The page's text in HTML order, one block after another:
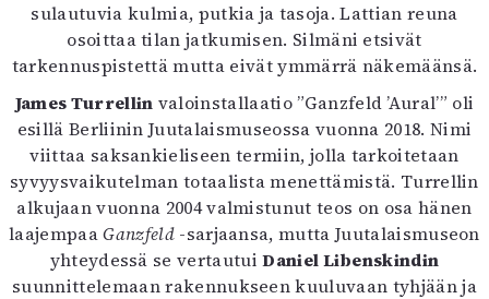
sulautuvia kulmia, putkia ja tasoja. Lattian reuna
osoittaa tilan jatkumisen. Silmäni etsivät
tarkennuspistettä mutta eivät ymmärrä näkemäänsä.
James Turrellin valoinstallaatio ”Ganzfeld ’Aural’” oli
esillä Berliinin Juutalaismuseossa vuonna 2018. Nimi
viittaa saksankieliseen termiin, jolla tarkoitetaan
syvyysvaikutelman totaalista menettämistä. Turrellin
alkujaan vuonna 2004 valmistunut teos on osa hänen
laajempaaGanzfeld-sarjaansa, mutta Juutalaismuseon
yhteydessä se vertautuiDaniel Libenskindin
suunnittelemaan rakennukseen kuuluvaan tyhjään ja